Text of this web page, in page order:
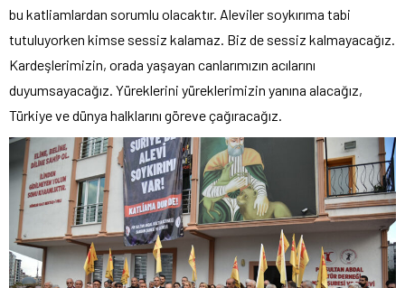
bu katliamlardan sorumlu olacaktır. Aleviler soykırıma tabi
tutuluyorken kimse sessiz kalamaz. Biz de sessiz kalmayacağız.
Kardeşlerimizin, orada yaşayan canlarımızın acılarını
duyumsayacağız. Yüreklerini yüreklerimizin yanına alacağız,
Türkiye ve dünya halklarını göreve çağıracağız.